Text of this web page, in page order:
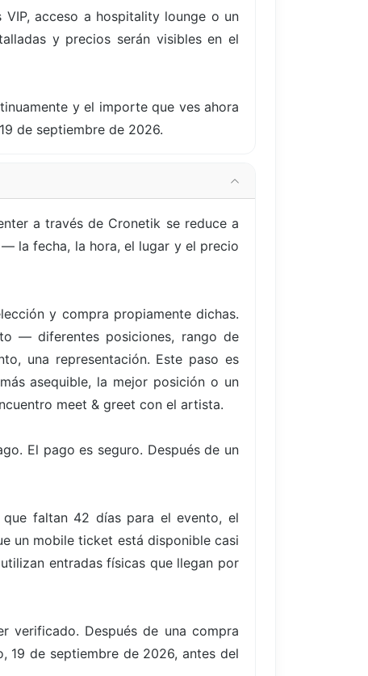
acceso a hospitality lounge o un
y precios serán visibles en el
y el importe que ves ahora
de septiembre de 2026.
a través de Cronetik se reduce a
la fecha, la hora, el lugar y el precio
y compra propiamente dichas.
— diferentes posiciones, rango de
una representación. Este paso es
asequible, la mejor posición o un
meet & greet con el artista.
El pago es seguro. Después de un
faltan 42 días para el evento, el
un mobile ticket está disponible casi
entradas físicas que llegan por
verificado. Después de una compra
19 de septiembre de 2026, antes del